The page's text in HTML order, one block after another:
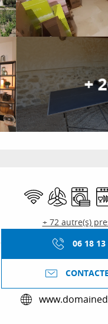
+
WiFi Air Lave
+ 72 autre(s)
06 18 13